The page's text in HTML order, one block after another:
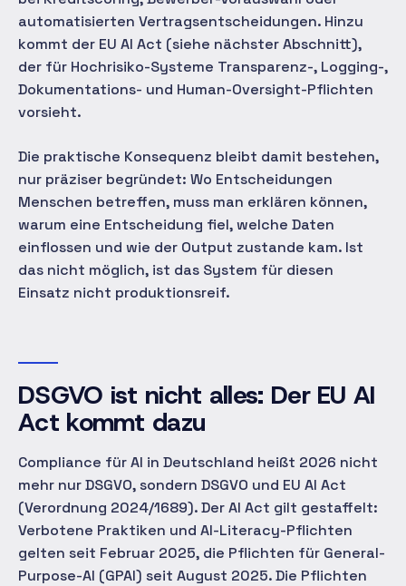
automatisierten Vertragsentscheidungen. Hinzu
kommt der EU AI Act (siehe nächster Abschnitt),
der für Hochrisiko-Systeme Transparenz-, Logging-,
Dokumentations- und Human-Oversight-Pflichten
vorsieht.
Die praktische Konsequenz bleibt damit bestehen,
nur präziser begründet: Wo Entscheidungen
Menschen betreffen, muss man erklären können,
warum eine Entscheidung fiel, welche Daten
einflossen und wie der Output zustande kam. Ist
das nicht möglich, ist das System für diesen
Einsatz nicht produktionsreif.
DSGVO ist nicht alles: Der EU AI
Act kommt dazu
Compliance für AI in Deutschland heißt 2026 nicht
mehr nur DSGVO, sondern DSGVO und EU AI Act
(Verordnung 2024/1689). Der AI Act gilt gestaffelt:
Verbotene Praktiken und AI-Literacy-Pflichten
gelten seit Februar 2025, die Pflichten für General-
Purpose-AI (GPAI) seit August 2025. Die Pflichten